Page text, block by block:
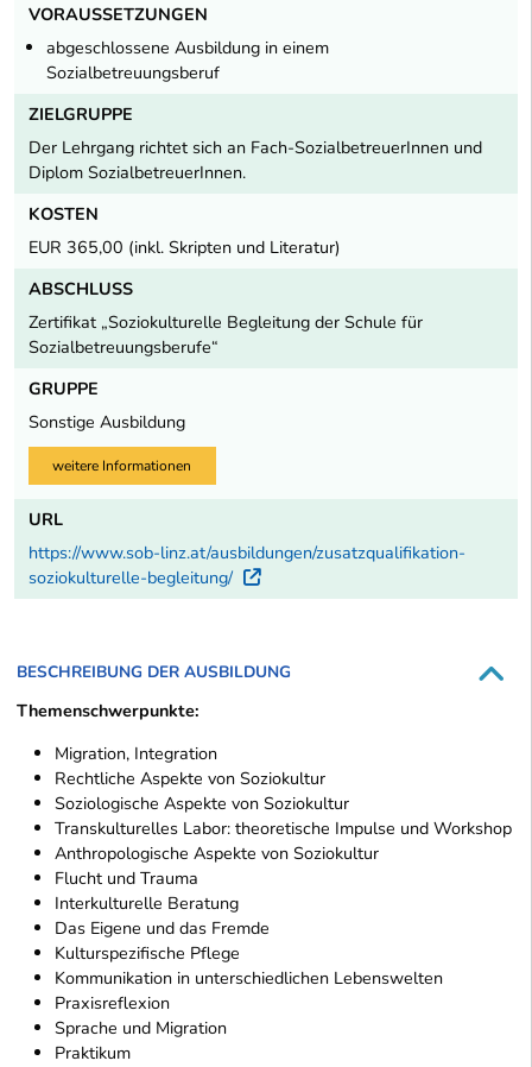
VORAUSSETZUNGEN
abgeschlossene Ausbildung in einem
Sozialbetreuungsberuf
ZIELGRUPPE
Der Lehrgang richtet sich an Fach-SozialbetreuerInnen und
Diplom SozialbetreuerInnen.
KOSTEN
EUR 365,00 (inkl. Skripten und Literatur)
ABSCHLUSS
Zertifikat „Soziokulturelle Begleitung der Schule für
Sozialbetreuungsberufe“
GRUPPE
Sonstige Ausbildung
weitere Informationen
URL
https://www.sob-linz.at/ausbildungen/zusatzqualifikation-
soziokulturelle-begleitung/
Externer Link
BESCHREIBUNG DER AUSBILDUNG
Themenschwerpunkte:
Migration, Integration
Rechtliche Aspekte von Soziokultur
Soziologische Aspekte von Soziokultur
Transkulturelles Labor: theoretische Impulse und Workshop
Anthropologische Aspekte von Soziokultur
Flucht und Trauma
Interkulturelle Beratung
Das Eigene und das Fremde
Kulturspezifische Pflege
Kommunikation in unterschiedlichen Lebenswelten
Praxisreflexion
Sprache und Migration
Praktikum